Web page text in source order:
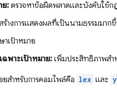
ย: ตรวจหาข้อผิดพลาดและบังคับใช้ก
างการแสดงผลที่เป็นนามธรรมมาก
เป้าหมาย
พาะเป้าหมาย: เพิ่มประสิทธิภาพสำ
สำหรับการคอมไพล์คือ lex และ